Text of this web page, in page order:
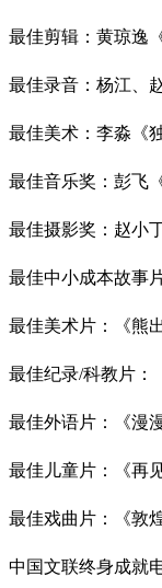
最佳剪辑：黄琼逸
最佳录音：杨江、
最佳美术：李淼《
最佳音乐奖：彭飞
最佳摄影奖：赵小
最佳中小成本故事
最佳美术片：《熊
最佳纪录/科教片：
最佳外语片：《漫
最佳儿童片：《再
最佳戏曲片：《敦
中国文联终身成就